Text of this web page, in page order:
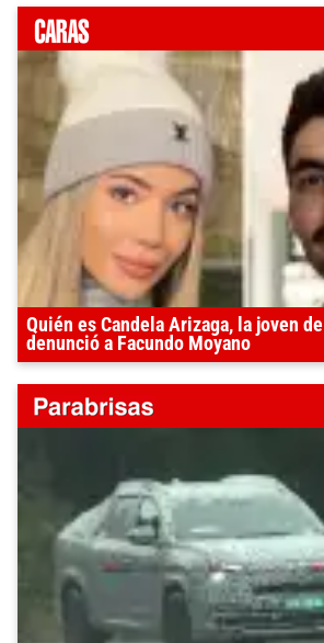
Quién es Candela Arizaga, la joven
denunció a Facundo Moyano